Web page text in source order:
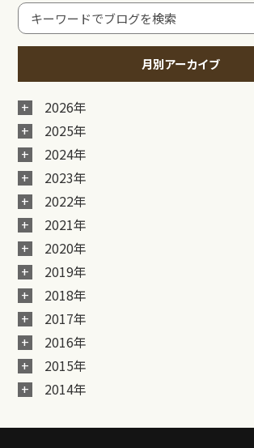
月別アーカイブ
2026年
2025年
2024年
2023年
2022年
2021年
2020年
2019年
2018年
2017年
2016年
2015年
2014年